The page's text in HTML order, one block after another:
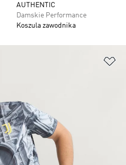
AUTHENTIC
Damskie Performance
Koszula zawodnika